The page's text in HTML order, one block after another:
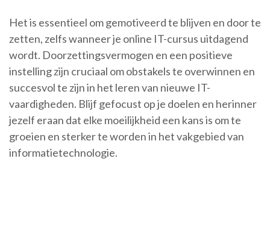
Het is essentieel om gemotiveerd te blijven en door te
zetten, zelfs wanneer je online IT-cursus uitdagend
wordt. Doorzettingsvermogen en een positieve
instelling zijn cruciaal om obstakels te overwinnen en
succesvol te zijn in het leren van nieuwe IT-
vaardigheden. Blijf gefocust op je doelen en herinner
jezelf eraan dat elke moeilijkheid een kans is om te
groeien en sterker te worden in het vakgebied van
informatietechnologie.